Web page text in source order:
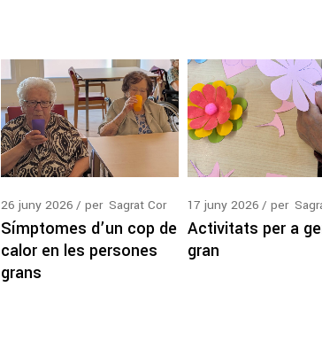
26 juny 2026 per Sagrat Cor
Símptomes d’un cop de
calor en les persones
grans
17 juny 2026 per
Activitats per a
gran